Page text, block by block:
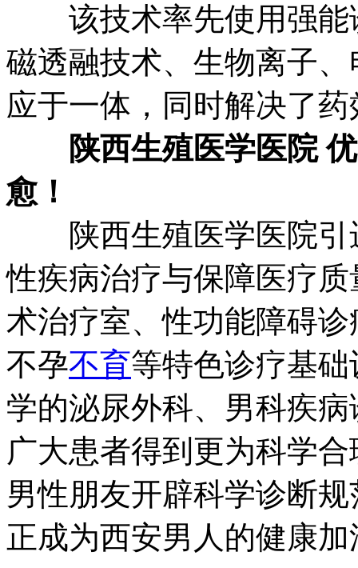
该技术率先使用强能
磁透融技术、生物离子
应于一体，同时解决了
陕西生殖医学医院
愈！
陕西生殖医学医院引
性疾病治疗与保障医疗
术治疗室、性功能障碍
不孕不育等特色诊疗基
学的泌尿外科、男科疾
广大患者得到更为科学
男性朋友开辟科学诊断
正成为西安男人的健康加